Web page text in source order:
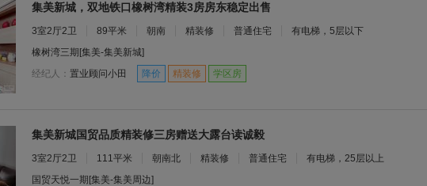
集美新城，双地铁口橡树湾精装3房房东稳定出售
3室2厅2卫 89平米 朝南 精装修 普通住宅
有电梯，5层以下
橡树湾三期 [集美-集美新城]
经纪人： 置业顾问小田 降价 精装修 学区房
集美新城国贸品质精装修三房赠送大露台读诚毅
3室2厅2卫 111平米 朝南北 精装修 普通住宅
有电梯，25层以上
国贸天悦一期 [集美-集美周边]